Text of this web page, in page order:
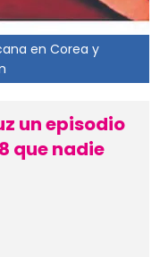
en Corea y
un episodio
que nadie